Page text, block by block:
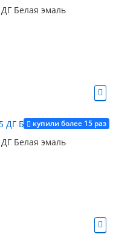
Белая эмаль
купили более 15 раз
Белая эмаль